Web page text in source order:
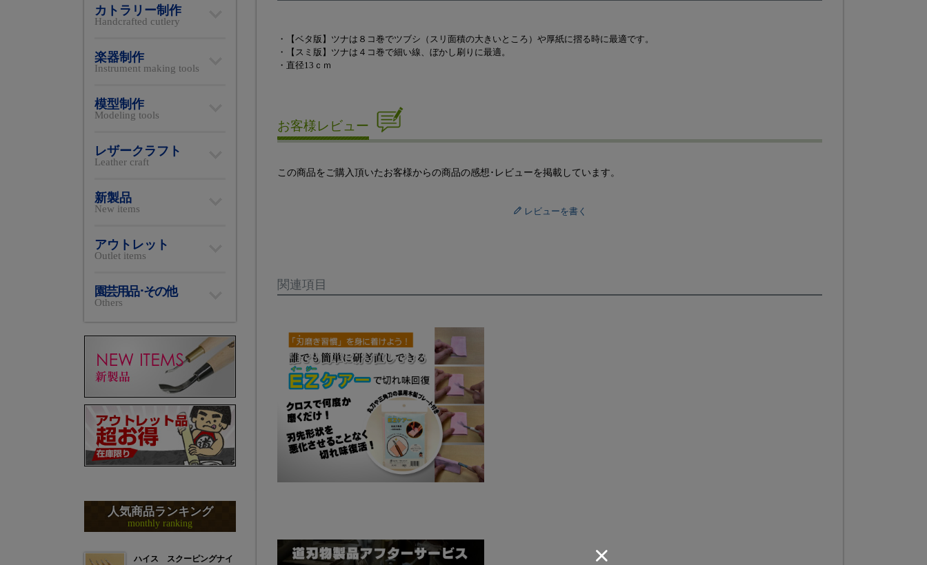
・【ベタ版】ツナは８コ巻でツブシ（スリ面積の大きいところ）や厚紙に摺る時に最適です。
・【スミ版】ツナは４コ巻で細い線、ぼかし刷りに最適。
・直径13ｃｍ
お客様レビュー
この商品をご購入頂いたお客様からの商品の感想･レビューを掲載しています。
レビューを書く
関連項目
カトラリー制作
Handcrafted cutlery
楽器制作
Instrument making tools
模型制作
Modeling tools
レザークラフト
Leather craft
新製品
New items
アウトレット
Outlet items
園芸用品･その他
Others
人気商品ランキング
monthly ranking
ハイス スクーピングナイ